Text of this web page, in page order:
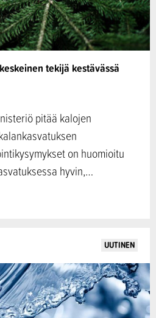
tekijä kestävässä
pitää kalojen
on huomioitu
hyvin,…
UUTINEN